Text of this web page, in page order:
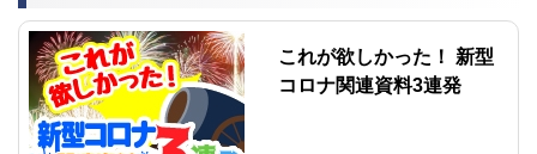
これが欲しかった！ 新型
コロナ関連資料3連発